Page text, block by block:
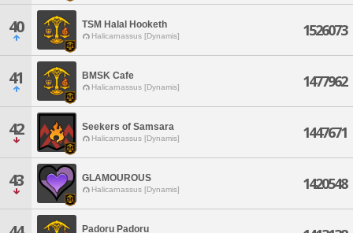
40 TSM Halal Hooketh
Halicarnassus [Dynamis] 1526073
41 BMSK Cafe
Halicarnassus [Dynamis] 1477962
42 Seekers of Samsara
Halicarnassus [Dynamis] 1447671
43 GLAMOUROUS
Halicarnassus [Dynamis] 1420548
Padoru Padoru